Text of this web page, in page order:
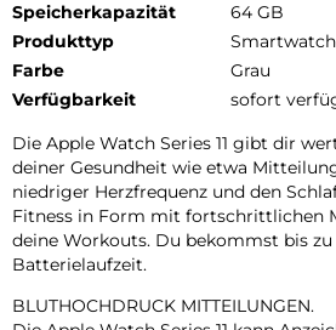
Speicherkapazität
64 GB
Produkttyp
Farbe
Grau
Verfügbarkeit
sofort
Die Apple Watch Series 11 gibt dir
deiner Gesundheit wie etwa
niedriger Herzfrequenz und den
Fitness in Form mit fortschrittlichen
deine Workouts. Du bekommst bis
Batterielaufzeit.
BLUTHOCHDRUCK MITTEILUNGEN.